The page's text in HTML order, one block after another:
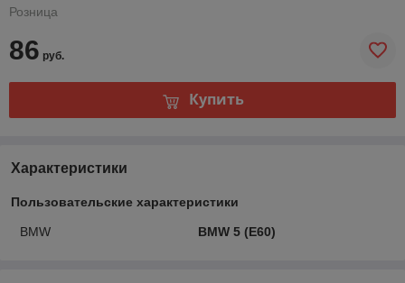
Розница
86 руб.
Купить
Характеристики
Пользовательские характеристики
BMW BMW 5 (E60)